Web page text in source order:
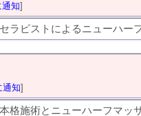
知]
ラピストによるニューハー
通知]
格施術とニューハーフマッ